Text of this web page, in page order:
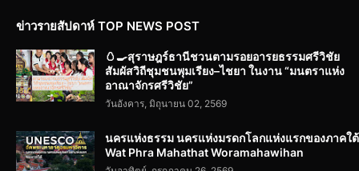
ข่าวรายสัปดาห์ TOP NEWS POST
🥚🍳สุราษฎร์ธานีชวนตามรอยอารยธรรมศรีวิชัย
สัมผัสวิถีชุมชนพุมเรียง–ไชยา ในงาน “มนตราแห่ง
อาณาจักรศรีวิชัย”
วันอังคาร, มิถุนายน 02, 2569
นครแห่งธรรม นครแห่งมรดกโลกแห่งแรกของภาคใต้
Wat Phra Mahathat Woramahawihan